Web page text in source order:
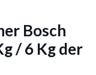
Bosch
/ 6 Kg der